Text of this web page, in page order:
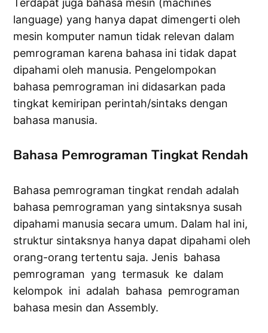
Terdapat juga bahasa mesin (machines
language) yang hanya dapat dimengerti oleh
mesin komputer namun tidak relevan dalam
pemrograman karena bahasa ini tidak dapat
dipahami oleh manusia. Pengelompokan
bahasa pemrograman ini didasarkan pada
tingkat kemiripan perintah/sintaks dengan
bahasa manusia.
Bahasa Pemrograman Tingkat Rendah
Bahasa pemrograman tingkat rendah adalah
bahasa pemrograman yang sintaksnya susah
dipahami manusia secara umum. Dalam hal ini,
struktur sintaksnya hanya dapat dipahami oleh
orang-orang tertentu saja. Jenis bahasa
pemrograman yang termasuk ke dalam
kelompok ini adalah bahasa pemrograman
bahasa mesin dan Assembly.